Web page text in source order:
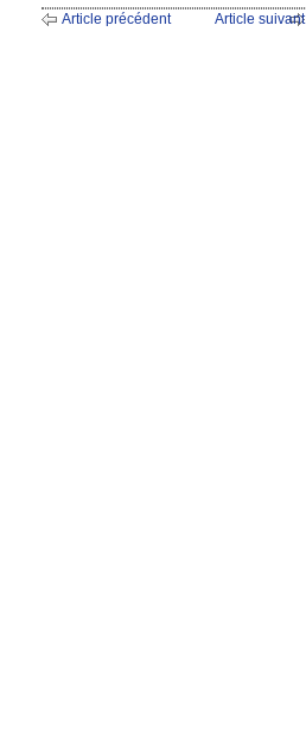
Article précédent Article suivant